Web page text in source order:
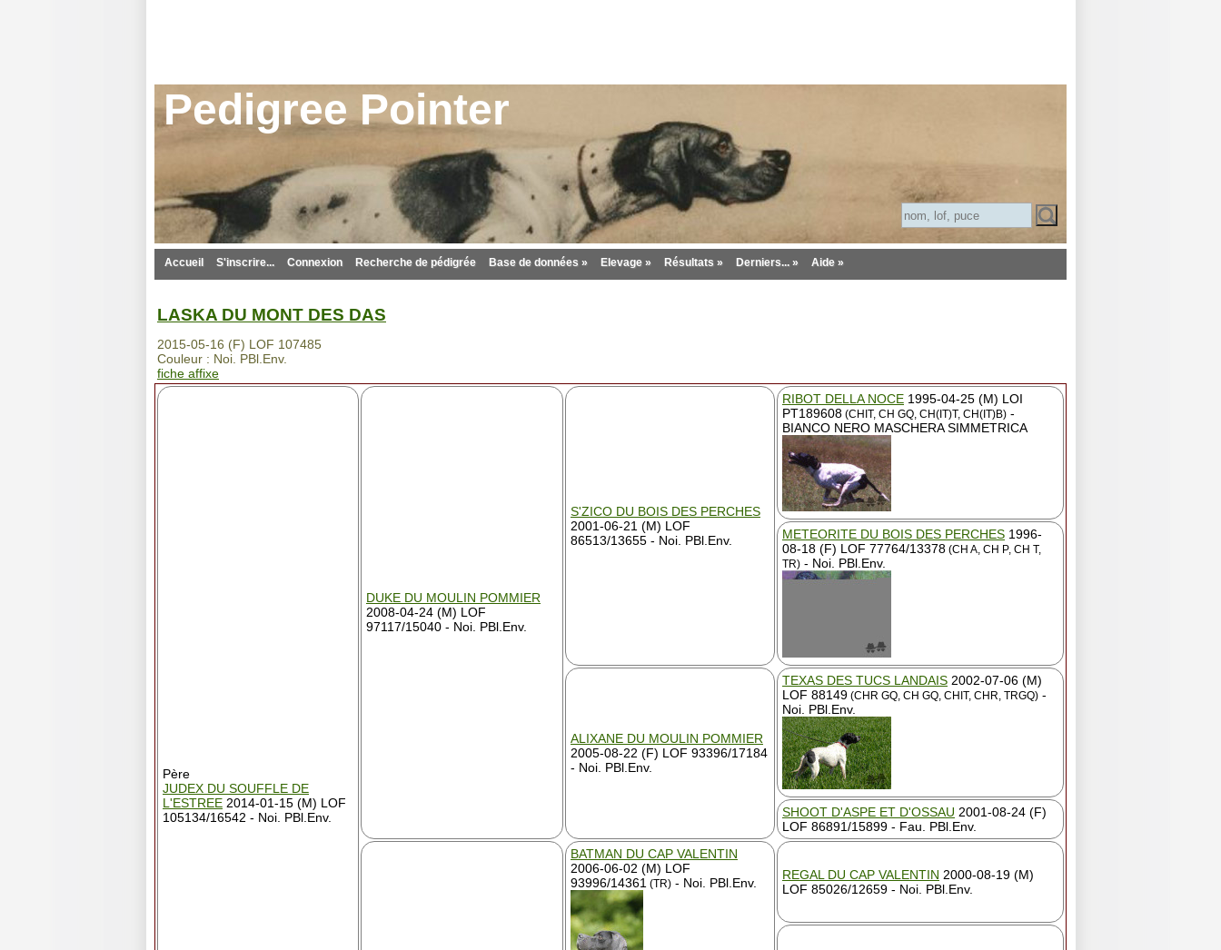
Pedigree Pointer
Accueil S'inscrire... Connexion Recherche de pédigrée Base de données » Elevage » Résultats » Derniers... » Aide »
LASKA DU MONT DES DAS
2015-05-16 (F) LOF 107485
Couleur : Noi. PBl.Env.
fiche affixe
Père
JUDEX DU SOUFFLE DE
L'ESTREE 2014-01-15 (M) LOF
105134/16542 - Noi. PBl.Env.
DUKE DU MOULIN POMMIER
2008-04-24 (M) LOF
97117/15040 - Noi. PBl.Env.
S'ZICO DU BOIS DES PERCHES
2001-06-21 (M) LOF
86513/13655 - Noi. PBl.Env.
RIBOT DELLA NOCE 1995-04-25 (M) LOI
PT189608 (CHIT, CH GQ, CH(IT)T, CH(IT)B) -
BIANCO NERO MASCHERA SIMMETRICA
METEORITE DU BOIS DES PERCHES 1996-
08-18 (F) LOF 77764/13378 (CH A, CH P, CH T,
TR) - Noi. PBl.Env.
ALIXANE DU MOULIN POMMIER
2005-08-22 (F) LOF 93396/17184
- Noi. PBl.Env.
TEXAS DES TUCS LANDAIS 2002-07-06 (M)
LOF 88149 (CHR GQ, CH GQ, CHIT, CHR, TRGQ) -
Noi. PBl.Env.
SHOOT D'ASPE ET D'OSSAU 2001-08-24 (F)
LOF 86891/15899 - Fau. PBl.Env.
BATMAN DU CAP VALENTIN
2006-06-02 (M) LOF
93996/14361 (TR) - Noi. PBl.Env.
REGAL DU CAP VALENTIN 2000-08-19 (M)
LOF 85026/12659 - Noi. PBl.Env.